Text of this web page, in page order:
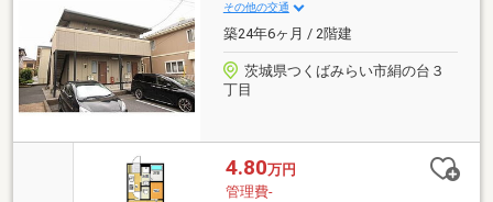
その他の交通
築24年6ヶ月 / 2階建
茨城県つくばみらい市絹の台３
丁目
4.80万円
管理費-